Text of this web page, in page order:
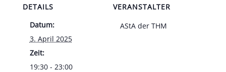
DETAILS
Datum:
3. April 2025
Zeit:
19:30 - 23:00
VERANSTALTER
AStA der THM